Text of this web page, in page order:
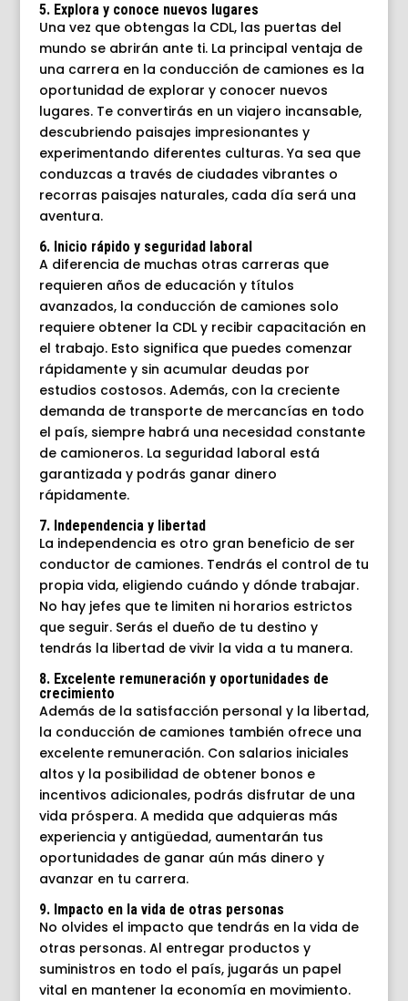
5. Explora y conoce nuevos lugares
Una vez que obtengas la CDL, las puertas del
mundo se abrirán ante ti. La principal ventaja de
una carrera en la conducción de camiones es la
oportunidad de explorar y conocer nuevos
lugares. Te convertirás en un viajero incansable,
descubriendo paisajes impresionantes y
experimentando diferentes culturas. Ya sea que
conduzcas a través de ciudades vibrantes o
recorras paisajes naturales, cada día será una
aventura.
6. Inicio rápido y seguridad laboral
A diferencia de muchas otras carreras que
requieren años de educación y títulos
avanzados, la conducción de camiones solo
requiere obtener la CDL y recibir capacitación en
el trabajo. Esto significa que puedes comenzar
rápidamente y sin acumular deudas por
estudios costosos. Además, con la creciente
demanda de transporte de mercancías en todo
el país, siempre habrá una necesidad constante
de camioneros. La seguridad laboral está
garantizada y podrás ganar dinero
rápidamente.
7. Independencia y libertad
La independencia es otro gran beneficio de ser
conductor de camiones. Tendrás el control de tu
propia vida, eligiendo cuándo y dónde trabajar.
No hay jefes que te limiten ni horarios estrictos
que seguir. Serás el dueño de tu destino y
tendrás la libertad de vivir la vida a tu manera.
8. Excelente remuneración y oportunidades de
crecimiento
Además de la satisfacción personal y la libertad,
la conducción de camiones también ofrece una
excelente remuneración. Con salarios iniciales
altos y la posibilidad de obtener bonos e
incentivos adicionales, podrás disfrutar de una
vida próspera. A medida que adquieras más
experiencia y antigüedad, aumentarán tus
oportunidades de ganar aún más dinero y
avanzar en tu carrera.
9. Impacto en la vida de otras personas
No olvides el impacto que tendrás en la vida de
otras personas. Al entregar productos y
suministros en todo el país, jugarás un papel
vital en mantener la economía en movimiento.